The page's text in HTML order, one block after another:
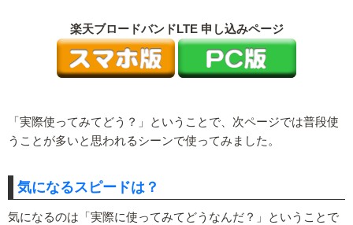
楽天ブロードバンドLTE 申し込みページ
「実際使ってみてどう？」ということで、次ページでは普段使
うことが多いと思われるシーンで使ってみました。
気になるスピードは？
気になるのは「実際に使ってみてどうなんだ？」ということで